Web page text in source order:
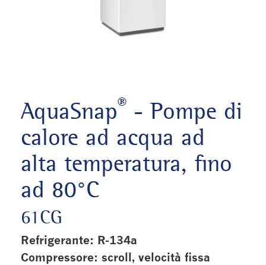
AquaSnap® - Pompe di
calore ad acqua ad
alta temperatura, fino
ad 80°C
61CG
Refrigerante: R-134a
Compressore: scroll, velocità fissa